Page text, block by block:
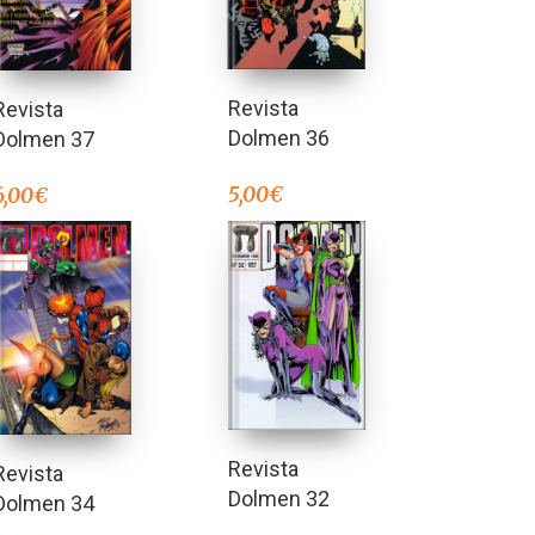
37
€
Revista
Dolmen 36
5,00€
34
Revista
Dolmen 32